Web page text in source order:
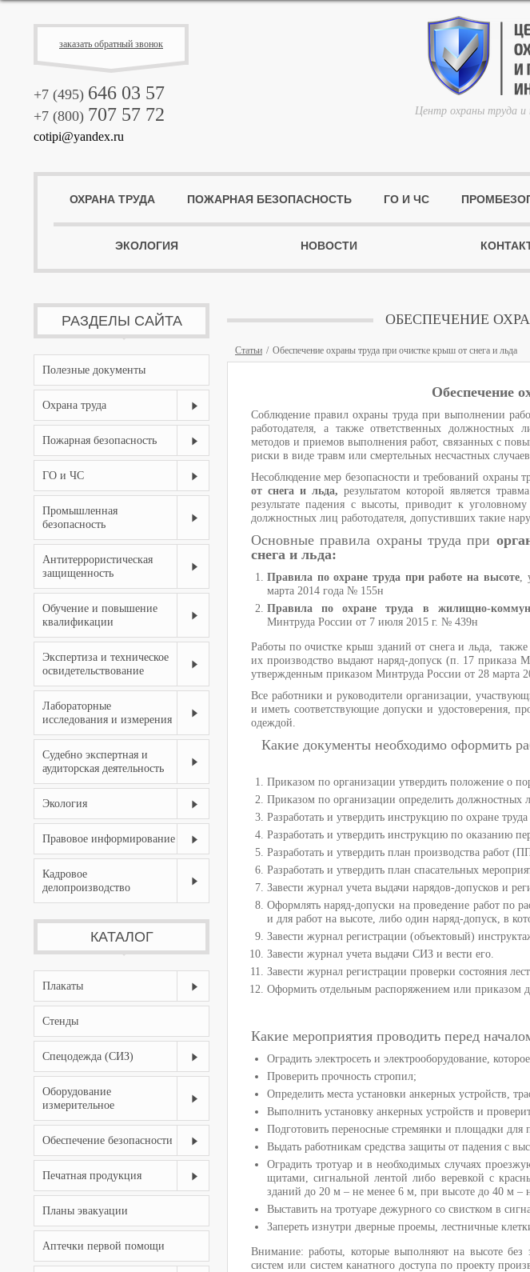
заказать обратный звонок
+7 (495) 646 03 57
+7 (800) 707 57 72
cotipi@yandex.ru
Центр охраны труда и
ОХРАНА ТРУДА ПОЖАРНАЯ БЕЗОПАСНОСТЬ ГО И ЧС
ЭКОЛОГИЯ НОВОСТИ
РАЗДЕЛЫ САЙТА
Полезные документы
Охрана труда
Пожарная безопасность
ГО и ЧС
Промышленная
безопасность
Антитеррористическая
защищенность
Обучение и повышение
квалификации
Экспертиза и техническое
освидетельствование
Лабораторные
исследования и измерения
Судебно экспертная и
аудиторская деятельность
Экология
Правовое информирование
Кадровое
делопроизводство
КАТАЛОГ
Плакаты
Стенды
Спецодежда (СИЗ)
Оборудование
измерительное
Обеспечение безопасности
Печатная продукция
Планы эвакуации
Аптечки первой помощи
ОБЕСПЕЧЕНИЕ
Статьи Обеспечение охраны труда при очистке крыш от снега и льда
Обеспечение
Соблюдение правил охраны труда при выполнении
работодателя, а также ответственных должностных
методов и приемов выполнения работ, связанных с
риски в виде травм или смертельных несчастных
Несоблюдение мер безопасности и требований охраны
от снега и льда, результатом которой является
результате падения с высоты, приводит к
должностных лиц работодателя, допустивших такие
Основные правила охраны труда при
снега и льда:
Правила по охране труда при работе на высоте,
марта 2014 года № 155н
Правила по охране труда в жилищно-
Минтруда России от 7 июля 2015 г. № 439н
Работы по очистке крыш зданий от снега и льда,
их производство выдают наряд-допуск (п. 17 приказа
утвержденным приказом Минтруда России от 28 марта
Все работники и руководители организации,
и иметь соответствующие допуски и удостоверения,
одеждой.
Какие документы необходимо оформить
Приказом по организации утвердить положение о
Приказом по организации определить должностных
Разработать и утвердить инструкцию по охране
Разработать и утвердить инструкцию по оказанию
Разработать и утвердить план производства работ
Разработать и утвердить план спасательных
Завести журнал учета выдачи нарядов-допусков и
Оформлять наряд-допуски на проведение работ по
и для работ на высоте, либо один наряд-допуск, в
Завести журнал регистрации (объектовый)
Завести журнал учета выдачи СИЗ и вести его.
Завести журнал регистрации проверки состояния
Оформить отдельным распоряжением или приказом
Какие мероприятия проводить перед
Оградить электросеть и электрооборудование,
Проверить прочность стропил;
Определить места установки анкерных устройств,
Выполнить установку анкерных устройств и
Подготовить переносные стремянки и площадки
Выдать работникам средства защиты от падения с
Оградить тротуар и в необходимых случаях
щитами, сигнальной лентой либо веревкой с
зданий до 20 м – не менее 6 м, при высоте до 40 м
Выставить на тротуаре дежурного со свистком в
Запереть изнутри дверные проемы, лестничные
Внимание: работы, которые выполняют на высоте
систем или систем канатного доступа по проекту